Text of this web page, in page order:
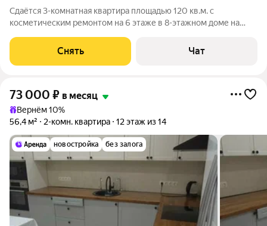
Сдаётся 3-комнатная квартира площадью 120 кв.м. с
косметическим ремонтом на 6 этаже в 8-этажном доме на
Стиральная машина Холодильник Посудомоечная машина
Снять Чат
73 000 ₽ в месяц
Вернём 10%
56,4 м²
2-комн. квартира 12 этаж из 14
новостройка без залога